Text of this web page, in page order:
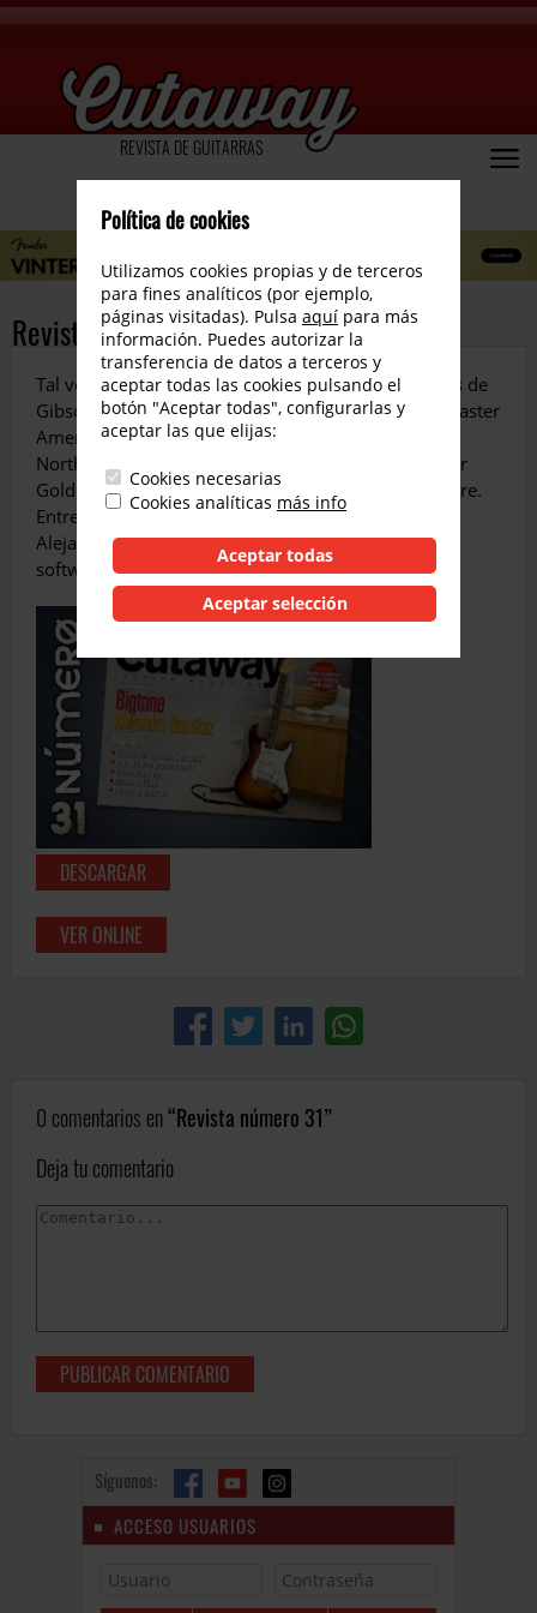
REVISTA DE GUITARRAS
Revista número 31
Tal vez el número más técnico de Cutaway. Reviews de
Gibson 59 Reissue «Select Series, Fender 65 Stratocaster
American Vintage, Hagstrom Super Swede Serie
Northen, Takamine Pro Series P3 DC, Mad Professor
Golden Cello, Marshall JVM 410 Joe Satriani Signature.
Entrevistas con la gente de Bigtone Amplification y
Alejandro Ramírez de o3 Guitars, más didáctica,
software, luthier…¡completísimo!
DESCARGAR
VER ONLINE
0 comentarios en Revista número 31
Deja tu comentario
Síguenos:
ACCESO USUARIOS
Política de cookies
Utilizamos cookies propias y de terceros
para fines analíticos (por ejemplo,
páginas visitadas). Pulsa aquí para más
información. Puedes autorizar la
transferencia de datos a terceros y
aceptar todas las cookies pulsando el
botón "Aceptar todas", configurarlas y
aceptar las que elijas:
Cookies necesarias
Cookies analíticas más info
Aceptar todas
Aceptar selección